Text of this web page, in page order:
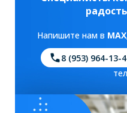
Напишите нам в MAX
8 (953) 964-13-